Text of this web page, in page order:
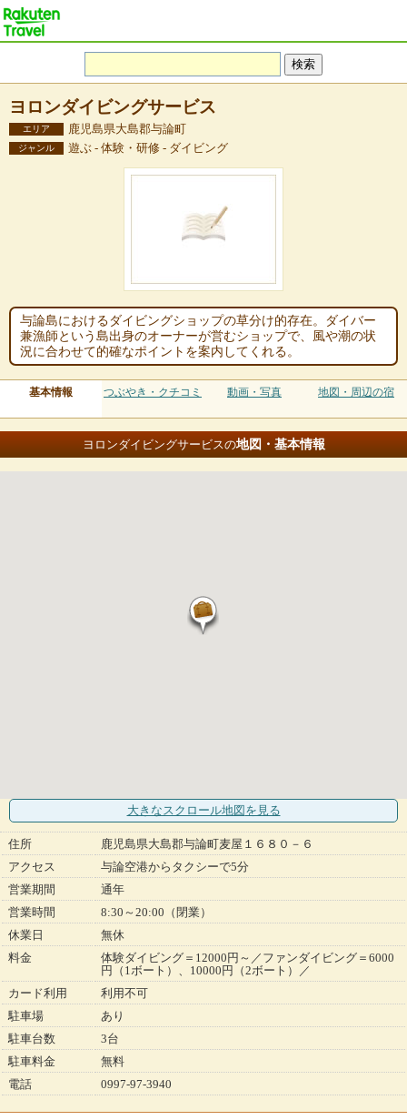
ヨロンダイビングサービス
エリア 鹿児島県大島郡与論町
ジャンル 遊ぶ - 体験・研修 - ダイビング
与論島におけるダイビングショップの草分け的存在。ダイバー
兼漁師という島出身のオーナーが営むショップで、風や潮の状
況に合わせて的確なポイントを案内してくれる。
基本情報 つぶやき・クチコミ 動画・写真 地図・周辺の宿
ヨロンダイビングサービスの地図・基本情報
大きなスクロール地図 を見る
住所
鹿児島県大島郡与論町麦屋１６８０－６
アクセス
与論空港からタクシーで5分
営業期間
通年
営業時間
8:30～20:00（閉業）
休業日
無休
料金
体験ダイビング＝12000円～／ファンダイビング＝6000
円（1ボート）、10000円（2ボート）／
カード利用
利用不可
駐車場
あり
駐車台数
3台
駐車料金
無料
電話
0997-97-3940